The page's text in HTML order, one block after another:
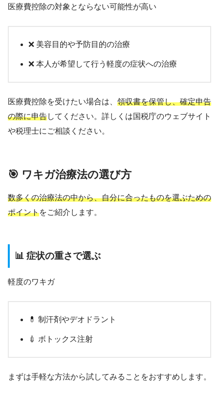
医療費控除の対象とならない可能性が高い
❌ 美容目的や予防目的の治療
❌ 本人が希望して行う軽度の症状への治療
医療費控除を受けたい場合は、 領収書を保管し、確定申告
の際に申告してください。詳しくは国税庁のウェブサイト
や税理士にご相談ください。
🎯 ワキガ治療法の選び方
数多くの治療法の中から、自分に合ったものを選ぶための
ポイントをご紹介します。
📊 症状の重さで選ぶ
軽度のワキガ
💊 制汗剤やデオドラント
💉 ボトックス注射
まずは手軽な方法から試してみることをおすすめします。